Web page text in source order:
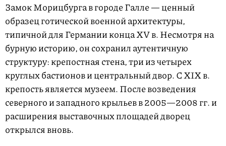
Замок Морицбурга в городе Галле — ценный
образец готической военной архитектуры,
типичной для Германии конца XV в. Несмотря на
бурную историю, он сохранил аутентичную
структуру: крепостная стена, три из четырех
круглых бастионов и центральный двор. С XIX в.
крепость является музеем. После возведения
северного и западного крыльев в 2005—2008 гг. и
расширения выставочных площадей дворец
открылся вновь.